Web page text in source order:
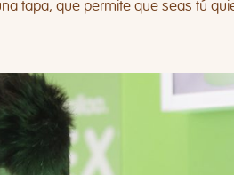
tapa, que permite que seas tú